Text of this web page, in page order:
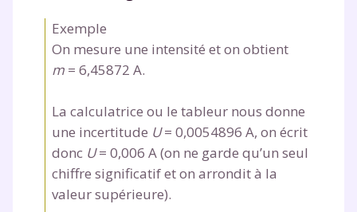
Exemple
On mesure une intensité et on obtient
m = 6,45872 A.
La calculatrice ou le tableur nous donne
une incertitude U= 0,0054896 A, on écrit
donc U= 0,006 A (on ne garde qu’un seul
chiffre significatif et on arrondit à la
valeur supérieure).